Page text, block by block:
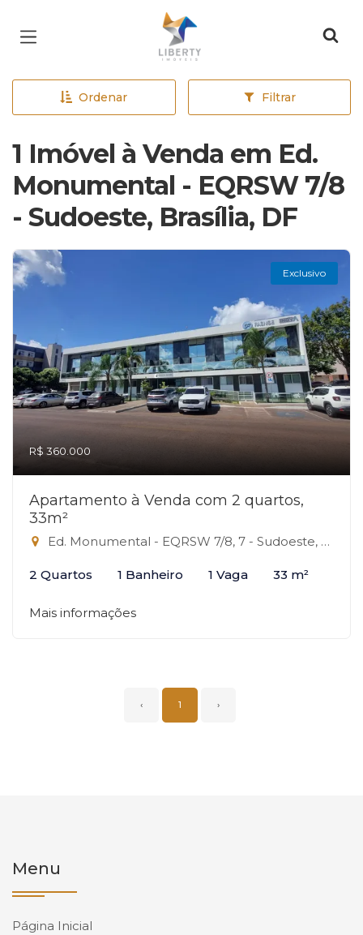
Página inicial
Ordenar Filtrar
1 Imóvel à Venda em Ed.
Monumental - EQRSW 7/8
- Sudoeste, Brasília, DF
Exclusivo
R$ 360.000
Apartamento à Venda com 2 quartos,
33m²
Ed. Monumental - EQRSW 7/8, 7 - Sudoeste, Brasília-DF
2 Quartos 1 Banheiro 1 Vaga 33 m²
Mais informações
‹ 1 ›
Menu
Página Inicial